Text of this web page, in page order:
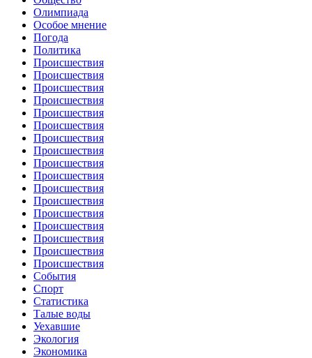
Олимпиада
Особое мнение
Погода
Политика
Происшествия
Происшествия
Происшествия
Происшествия
Происшествия
Происшествия
Происшествия
Происшествия
Происшествия
Происшествия
Происшествия
Происшествия
Происшествия
Происшествия
Происшествия
Происшествия
Происшествия
События
Спорт
Статистика
Талые воды
Уехавшие
Экология
Экономика